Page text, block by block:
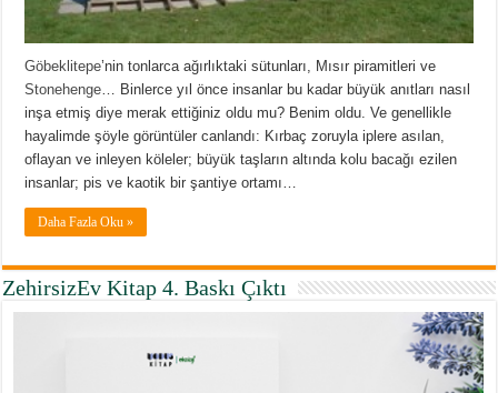
Göbeklitepe’nin tonlarca ağırlıktaki sütunları, Mısır piramitleri ve
Stonehenge… Binlerce yıl önce insanlar bu kadar büyük anıtları nasıl
inşa etmiş diye merak ettiğiniz oldu mu? Benim oldu. Ve genellikle
hayalimde şöyle görüntüler canlandı: Kırbaç zoruyla iplere asılan,
oflayan ve inleyen köleler; büyük taşların altında kolu bacağı ezilen
insanlar; pis ve kaotik bir şantiye ortamı…
Daha Fazla Oku »
ZehirsizEv Kitap 4. Baskı Çıktı